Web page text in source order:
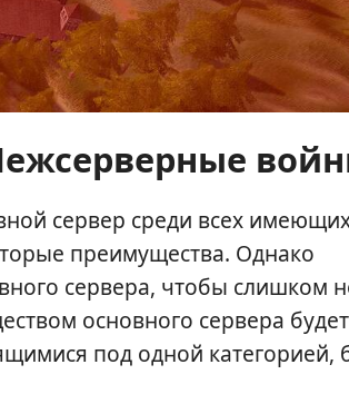
сервер среди всех
преимущества. Однако
сервера, чтобы слишком
основного сервера будет
под одной категорией,